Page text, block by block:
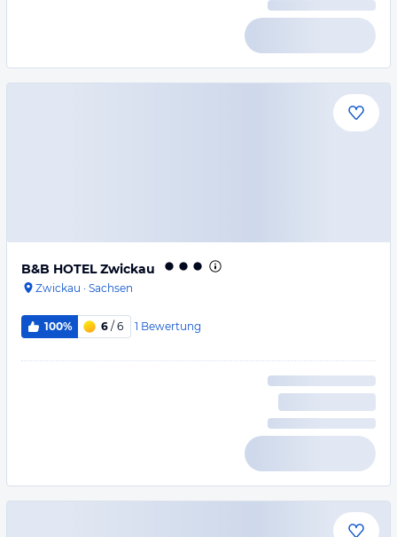
B&B HOTEL Zwickau
Zwickau · Sachsen
100% 6 / 6 1 Bewertung